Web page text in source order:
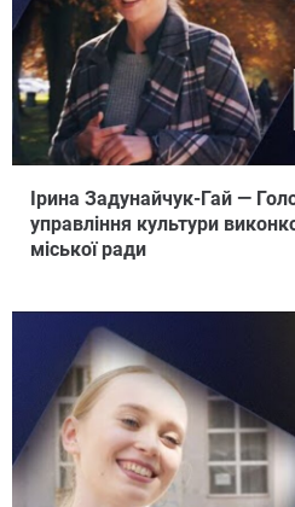
Ірина Задунайчук-Гай —
управління культури
міської ради